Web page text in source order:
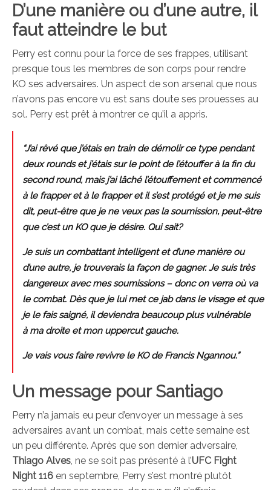
D’une manière ou d’une autre, il
faut atteindre le but
Perry est connu pour la force de ses frappes, utilisant
presque tous les membres de son corps pour rendre
KO ses adversaires. Un aspect de son arsenal que nous
n’avons pas encore vu est sans doute ses prouesses au
sol. Perry est prêt à montrer ce qu’il a appris.
“J’ai rêvé que j’étais en train de démolir ce type pendant
deux rounds et j’étais sur le point de l’étouffer à la fin du
second round, mais j’ai lâché l’étouffement et commencé
à le frapper et à le frapper et il s’est protégé et je me suis
dit, peut-être que je ne veux pas la soumission, peut-être
que c’est un KO que je désire. Qui sait?
Je suis un combattant intelligent et d’une manière ou
d’une autre, je trouverais la façon de gagner. Je suis très
dangereux avec mes soumissions – donc on verra où va
le combat. Dès que je lui met ce jab dans le visage et que
je le fais saigné, il deviendra beaucoup plus vulnérable
à ma droite et mon uppercut gauche.
Je vais vous faire revivre le KO de Francis Ngannou.”
Un message pour Santiago
Perry n’a jamais eu peur d’envoyer un message à ses
adversaires avant un combat, mais cette semaine est
un peu différente. Après que son dernier adversaire,
Thiago Alves, ne se soit pas présenté à l’UFC Fight
Night 116 en septembre, Perry s’est montré plutôt